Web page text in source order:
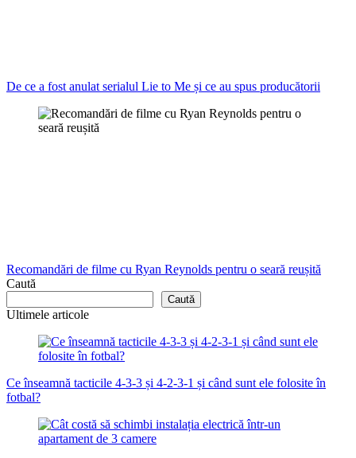
De ce a fost anulat serialul Lie to Me și ce au spus producătorii
Recomandări de filme cu Ryan Reynolds pentru o seară reușită
Caută
Caută
Ultimele articole
Ce înseamnă tacticile 4-3-3 și 4-2-3-1 și când sunt ele folosite în
fotbal?